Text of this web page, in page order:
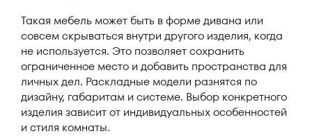
Такая мебель может быть в форме дивана или
совсем скрываться внутри другого изделия, когда
не используется. Это позволяет сохранить
ограниченное место и добавить пространства для
личных дел. Раскладные модели разнятся по
дизайну, габаритам и системе. Выбор конкретного
изделия зависит от индивидуальных особенностей
и стиля комнаты.